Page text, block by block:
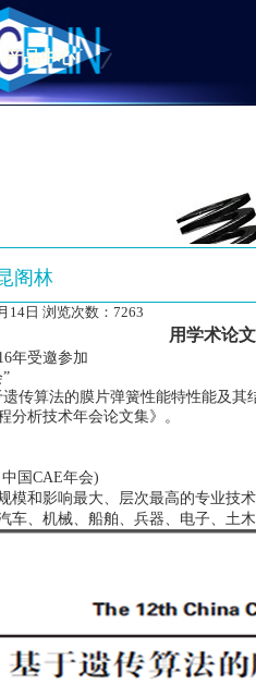
产品中心
阁林
14日 浏览次数：7263
用学术论文
年受邀参加
”
遗传算法的膜片弹簧性能特性能及其
分析技术年会论文集》。
国 CAE年会)
模和影响最大、层次最高的专业技
车、机械、船舶、兵器、电子、土